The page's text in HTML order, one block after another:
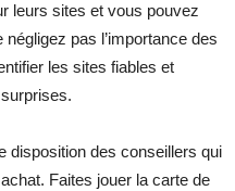
leurs sites et vous pouvez
pas l’importance des
les sites fiables et
disposition des conseillers qui
Faites jouer la carte de